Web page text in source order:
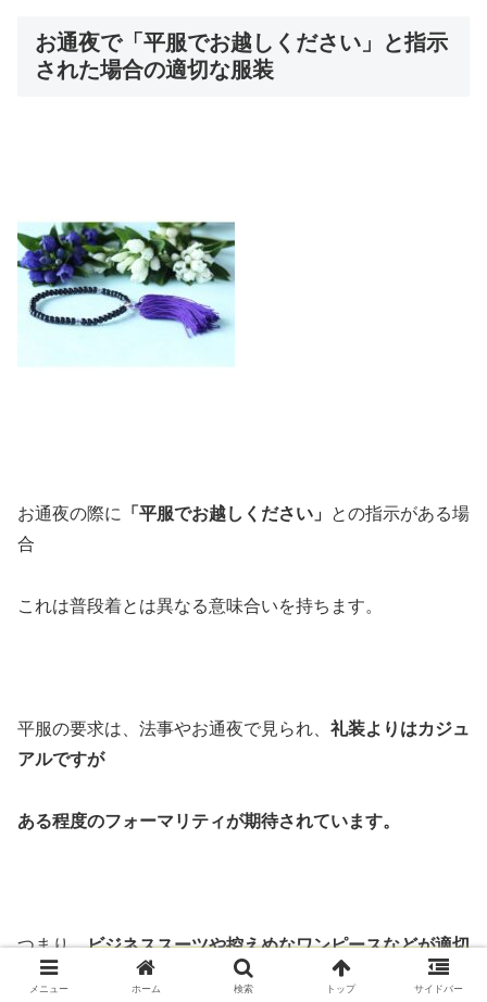
お通夜で「平服でお越しください」と指示
された場合の適切な服装
お通夜の際に 「平服でお越しください」
との指示がある場
合
これは普段着とは異なる意味合いを持ちます。
平服の要求は、法事やお通夜で見られ、 礼装よりはカジュ
アルですが
ある程度のフォーマリティが期待されています。
つまり、ビジネススーツや控えめなワンピースなどが適切
な選択となります。
メニュー ホーム 検索 トップ サイドバー